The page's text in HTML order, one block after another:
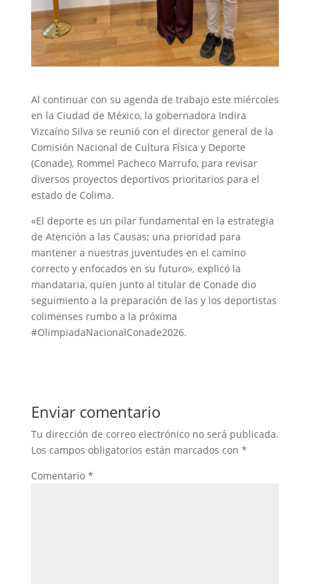
Al continuar con su agenda de trabajo este miércoles
en la Ciudad de México, la gobernadora Indira
Vizcaíno Silva se reunió con el director general de la
Comisión Nacional de Cultura Física y Deporte
(Conade), Rommel Pacheco Marrufo, para revisar
diversos proyectos deportivos prioritarios para el
estado de Colima.
«El deporte es un pilar fundamental en la estrategia
de Atención a las Causas; una prioridad para
mantener a nuestras juventudes en el camino
correcto y enfocados en su futuro», explicó la
mandataria, quien junto al titular de Conade dio
seguimiento a la preparación de las y los deportistas
colimenses rumbo a la próxima
#OlimpiadaNacionalConade2026.
Enviar comentario
Tu dirección de correo electrónico no será publicada.
Los campos obligatorios están marcados con *
Comentario *